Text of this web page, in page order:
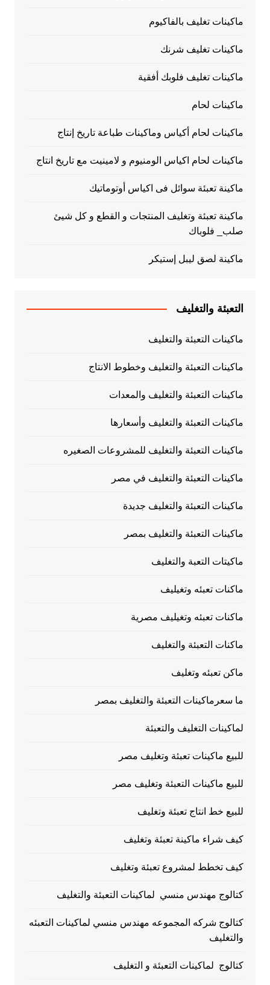
ماكينات تغليف بالفاكيوم
ماكينات تغليف شرنك
ماكينات تغليف فلوبك أفقية
ماكينات لحام
ماكينات لحام أكياس وماكينات طباعة تاريخ إنتاج
ماكينات لحام اكياس الومنيوم و لامينيت مع تاريخ انتاج
ماكينة تعبئة سوائل فى اكياس أوتوماتيك
ماكينة تعبئة وتغليف المنتجات و القطع و كل شيئ
صلب_ فلوباك
ماكينة لصق ليبل إستيكر
التعبئة والتغليف
ماكينات التعبئة والتغليف
ماكينات التعبئة والتغليف وخطوط الانتاج
ماكينات التعبئة والتغليف والمعدات
ماكينات التعبئة والتغليف وأسعارها
ماكينات التعبئة والتغليف للمشروعات الصغيره
ماكينات التعبئة والتغليف في مصر
ماكينات التعبئة والتغليف جديدة
ماكينات التعبئة والتغليف بمصر
ماكيتات التعبة والتغليف
ماكنات تعبئه وتغيليف
ماكنات تعبئه وتغيليف مصرية
ماكنات التعبئة والتغليف
ماكن تعبئه وتغليف
ما سعرماكينات التعبئة والتغليف بمصر
لماكينات التغليف والتعبئة
للبيع ماكينات تعبئة وتغليف مصر
للبيع ماكينات التعبئة وتغليف مصر
للبيع خط انتاج تعبئة وتغليف
كيف شراء ماكينة تعبئة وتغليف
كيف تخطط لمشروع تعبئة وتغليف
كتالوج مهندس منسي لماكينات التعبئة والتغليف
كتالوج شركه المجموعه مهندس منسي لماكينات التعبئه
والتغليف
كتالوج لماكينات التعبئة و التغليف